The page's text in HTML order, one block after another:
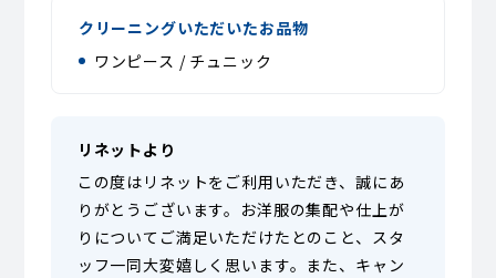
クリーニングいただいたお品物
ワンピース / チュニック
リネットより
この度はリネットをご利用いただき、誠にあ
りがとうございます。お洋服の集配や仕上が
りについてご満足いただけたとのこと、スタ
ッフ一同大変嬉しく思います。また、キャン